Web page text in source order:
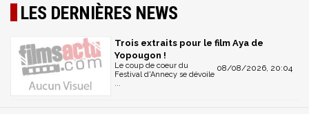
LES DERNIÈRES NEWS
Trois extraits pour le film Aya de
Yopougon !
08/08/2026, 20:04
Le coup de coeur du
Festival d'Annecy se dévoile
...